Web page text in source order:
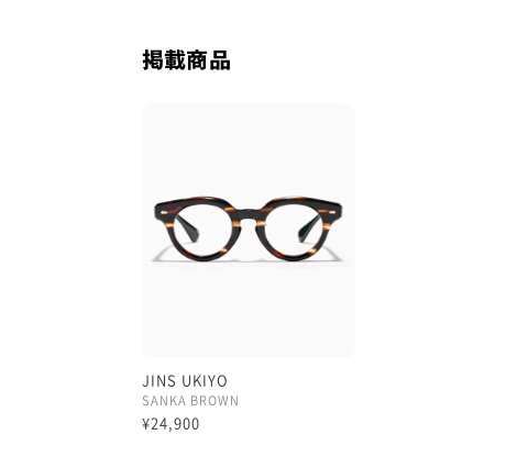
掲載商品
JINS UKIYO
SANKA BROWN
¥24,900